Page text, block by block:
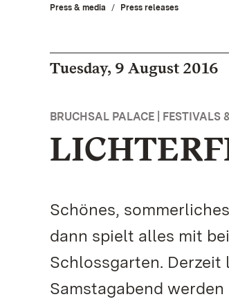
Press & media Press releases
Tuesday, 9 August 2016
BRUCHSAL PALACE | FESTIVALS
Schönes,
dann spielt alles mit
Schlossgarten.
Samstagabend